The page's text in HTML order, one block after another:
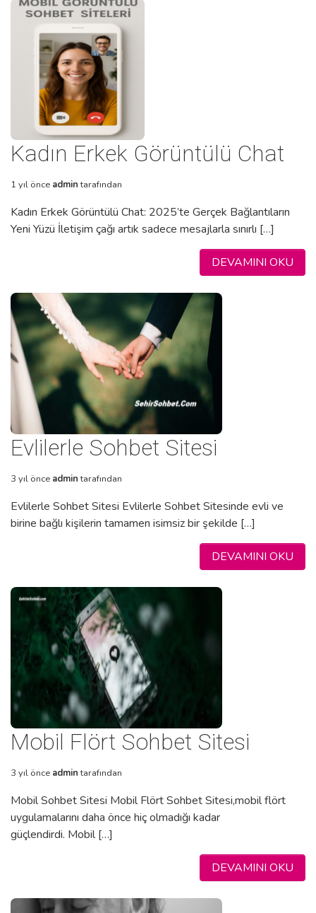
Kadın Erkek Görüntülü Chat
1 yıl önce admintarafından
Kadın Erkek Görüntülü Chat: 2025’te Gerçek Bağlantıların
Yeni Yüzü İletişim çağı artık sadece mesajlarla sınırlı […]
DEVAMINI OKU
Evlilerle Sohbet Sitesi
3 yıl önce admintarafından
Evlilerle Sohbet Sitesi Evlilerle Sohbet Sitesinde evli ve
birine bağlı kişilerin tamamen isimsiz bir şekilde […]
DEVAMINI OKU
Mobil Flört Sohbet Sitesi
3 yıl önce admintarafından
Mobil Sohbet Sitesi Mobil Flört Sohbet Sitesi,mobil flört
uygulamalarını daha önce hiç olmadığı kadar
güçlendirdi. Mobil […]
DEVAMINI OKU